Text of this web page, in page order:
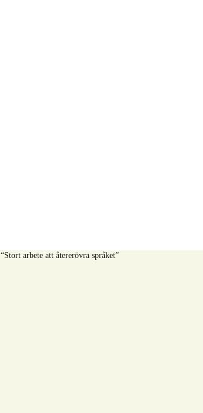
“Stort arbete att återerövra språket”